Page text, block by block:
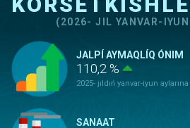
(2026- JIL YANVAR-
JALPÍ AYMAQLÍQ ÓNIM
110,2 %
2025- jıldıń yanvar-iyun
SANAAT